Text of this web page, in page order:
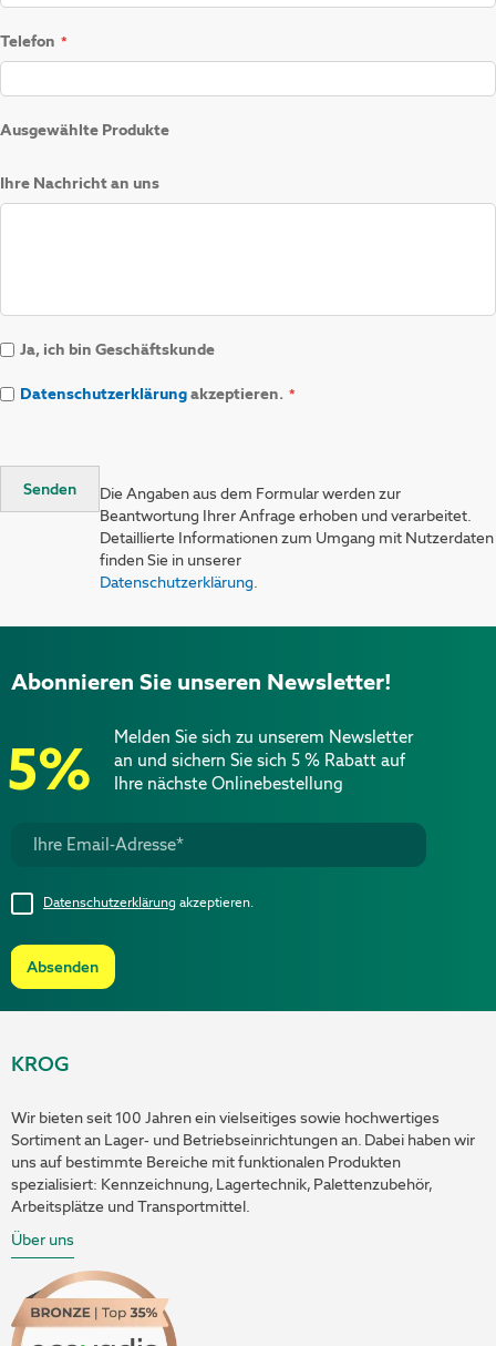
Telefon
Ausgewählte Produkte
Ihre Nachricht an uns
Ja, ich bin Geschäftskunde
Datenschutzerklärungakzeptieren.
Senden
Die Angaben aus dem Formular werden zur
Beantwortung Ihrer Anfrage erhoben und verarbeitet.
Detaillierte Informationen zum Umgang mit Nutzerdaten
finden Sie in unserer
Datenschutzerklärung.
Abonnieren Sie unseren Newsletter!
5%
Melden Sie sich zu unserem Newsletter
an und sichern Sie sich 5 % Rabatt auf
Ihre nächste Onlinebestellung
Absenden
Datenschutzerklärung akzeptieren.
KROG
Wir bieten seit 100 Jahren ein vielseitiges sowie hochwertiges
Sortiment an Lager- und Betriebseinrichtungen an. Dabei haben wir
uns auf bestimmte Bereiche mit funktionalen Produkten
spezialisiert: Kennzeichnung, Lagertechnik, Palettenzubehör,
Arbeitsplätze und Transportmittel.
Über uns